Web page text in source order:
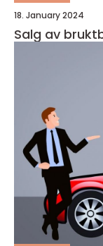
18. January 2024
Salg av